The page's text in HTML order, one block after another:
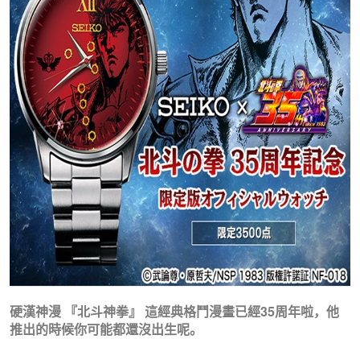
硬漢神漫 『北斗神拳』 這經典格鬥漫畫已經35周年啦，他
推出的時候你可能都還沒出生呢。